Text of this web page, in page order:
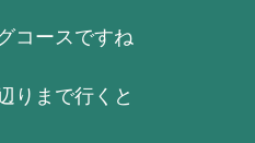
コースですね
りまで行くと